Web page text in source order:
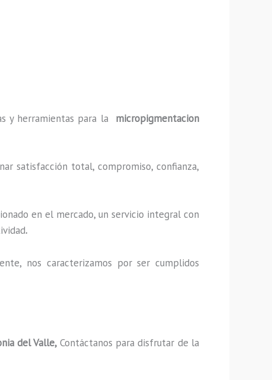
y herramientas para la micropigmentacion
satisfacción total, compromiso, confianza,
en el mercado, un servicio integral con
.
nos caracterizamos por ser cumplidos
del Valle, Contáctanos para disfrutar de la